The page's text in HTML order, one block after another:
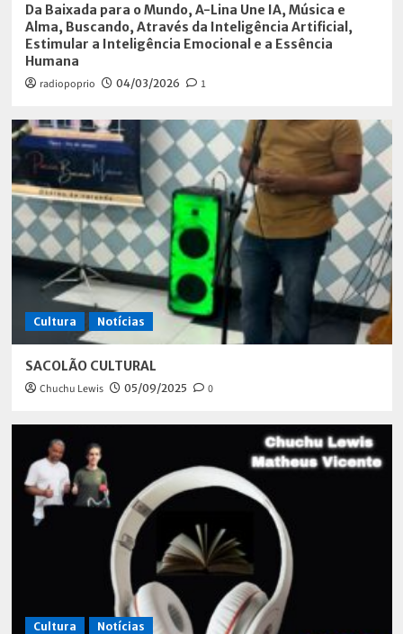
Da Baixada para o Mundo, A-Lina Une IA, Música e
Alma, Buscando, Através da Inteligência Artificial,
Estimular a Inteligência Emocional e a Essência
Humana
radiopoprio 04/03/2026 1
Cultura Notícias
SACOLÃO CULTURAL
Chuchu Lewis 05/09/2025 0
Cultura Notícias